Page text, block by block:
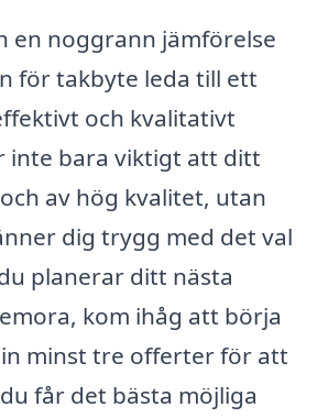
en noggrann jämförelse
för takbyte leda till ett
och kvalitativt
inte bara viktigt att ditt
av hög kvalitet, utan
dig trygg med det val
planerar ditt nästa
kom ihåg att börja
minst tre offerter för att
får det bästa möjliga